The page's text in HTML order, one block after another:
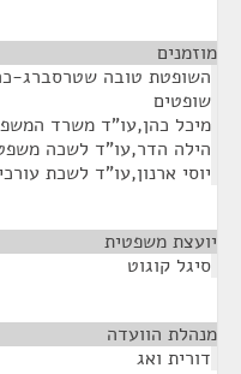
מוזמנים
השופטת טובה שטרסברג-
שופטים
מיכל כהן,עו"ד משרד
הילה הדר,עו"ד לשכה
יוסי ארנון,עו"ד לשכת
יועצת משפטית
סיגל קוגוט
מנהלת הוועדה
דורית ואג